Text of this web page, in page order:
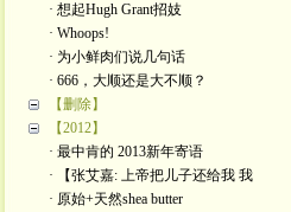
· 想起Hugh Grant招妓
· Whoops!
· 为小鲜肉们说几句话
· 666，大顺还是大不顺？
【删除】
【2012】
· 最中肯的 2013新年寄语
· 【张艾嘉: 上帝把儿子还给我 我
· 原始+天然shea butter